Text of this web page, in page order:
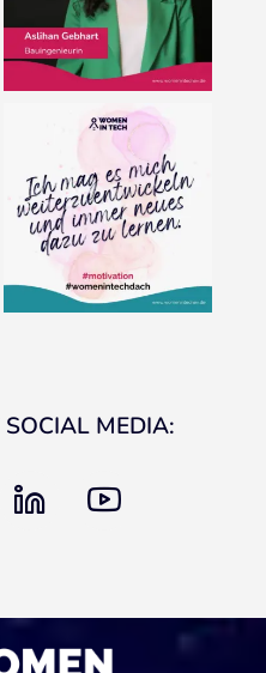
MEDIA:
instagram